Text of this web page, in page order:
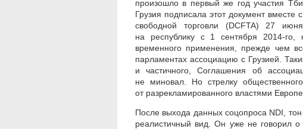
произошло в первый же год участия
Грузия подписала этот документ
свободной торговли (DCFTA) 27
на республику с 1 сентября 2014-
временного применения, прежде чем
парламентах ассоциацию с Грузией.
и частичного, Соглашения об
не миновал. Но стрелку
от разрекламированного властями
После выхода данных соцопроса NDI,
реалистичный вид. Он уже не говорил о